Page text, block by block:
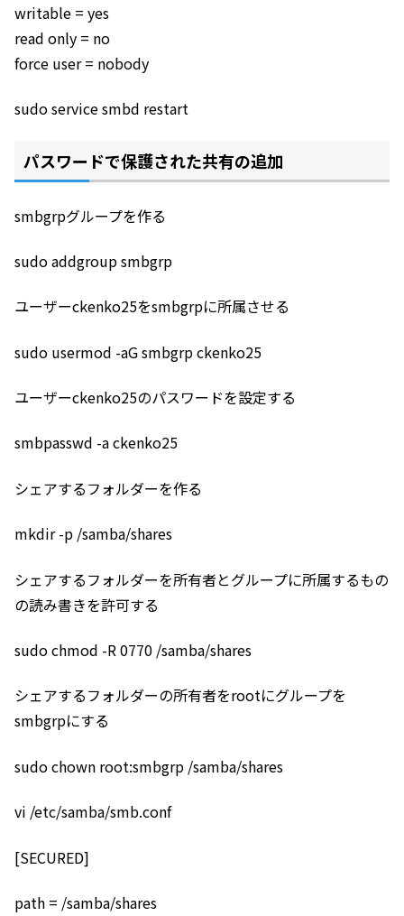
writable = yes
read only = no
force user = nobody
sudo service smbd restart
パスワードで保護された共有の追加
smbgrpグループを作る
sudo addgroup smbgrp
ユーザーckenko25をsmbgrpに所属させる
sudo usermod -aG smbgrp ckenko25
ユーザーckenko25のパスワードを設定する
smbpasswd -a ckenko25
シェアするフォルダーを作る
mkdir -p /samba/shares
シェアするフォルダーを所有者とグループに所属するもの
の読み書きを許可する
sudo chmod -R 0770 /samba/shares
シェアするフォルダーの所有者をrootにグループを
smbgrpにする
sudo chown root:smbgrp /samba/shares
vi /etc/samba/smb.conf
[SECURED]
path = /samba/shares